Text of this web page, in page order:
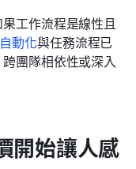
工作流程是線性且
動化與任務流程已
團隊相依性或深入
開始讓人感